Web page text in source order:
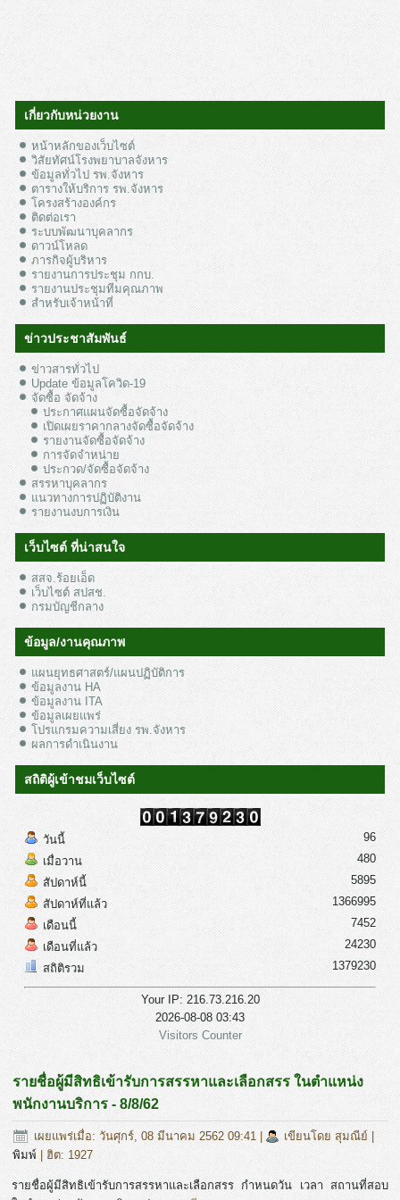
เกี่ยวกับหน่วยงาน
หน้าหลักของเว็บไซต์
วิสัยทัศน์โรงพยาบาลจังหาร
ข้อมูลทั่วไป รพ.จังหาร
ตารางให้บริการ รพ.จังหาร
โครงสร้างองค์กร
ติดต่อเรา
ระบบพัฒนาบุคลากร
ดาวน์โหลด
ภารกิจผู้บริหาร
รายงานการประชุม กกบ.
รายงานประชุมทีมคุณภาพ
สำหรับเจ้าหน้าที่
ข่าวประชาสัมพันธ์
ข่าวสารทั่วไป
Update ข้อมูลโควิด-19
จัดซื้อ จัดจ้าง
ประกาศแผนจัดซื้อจัดจ้าง
เปิดเผยราคากลางจัดซื้อจัดจ้าง
รายงานจัดซื้อจัดจ้าง
การจัดจำหน่าย
ประกวด/จัดซื้อจัดจ้าง
สรรหาบุคลากร
แนวทางการปฏิบัติงาน
รายงานงบการเงิน
เว็บไซต์ ที่น่าสนใจ
สสจ.ร้อยเอ็ด
เว็บไซต์ สปสช.
กรมบัญชีกลาง
ข้อมูล/งานคุณภาพ
แผนยุทธศาสตร์/แผนปฏิบัติการ
ข้อมูลงาน HA
ข้อมูลงาน ITA
ข้อมูลเผยแพร่
โปรแกรมความเสี่ยง รพ.จังหาร
ผลการดำเนินงาน
สถิติผู้เข้าชมเว็บไซต์
วันนี้
เมื่อวาน
สัปดาห์นี้
สัปดาห์ที่แล้ว
เดือนนี้
เดือนที่แล้ว
สถิติรวม
96
480
5895
1366995
7452
24230
1379230
Your IP: 216.73.216.20
2026-08-08 03:43
Visitors Counter
รายชื่อผู้มีสิทธิเข้ารับการสรรหาและเลือกสรร ในตำแหน่ง
พนักงานบริการ - 8/8/62
เผยแพร่เมื่อ: วันศุกร์, 08 มีนาคม 2562 09:41 | เขียนโดย สุมณีย์ |
พิมพ์ | ฮิต: 1927
รายชื่อผู้มีสิทธิเข้ารับการสรรหาและเลือกสรร กำหนดวัน เวลา สถานที่สอบ